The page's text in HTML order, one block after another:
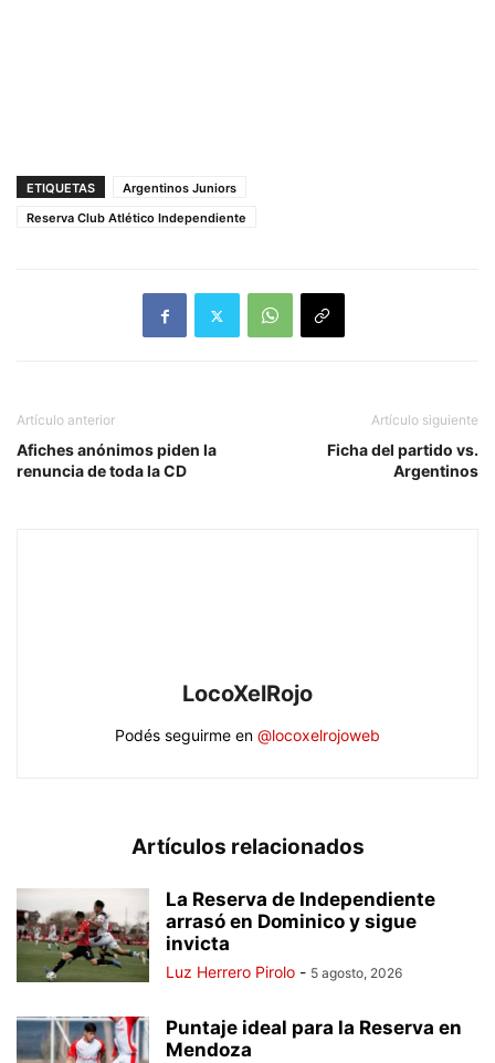
ETIQUETAS
Argentinos Juniors
Reserva Club Atlético Independiente
Artículo anterior
Afiches anónimos piden la
renuncia de toda la CD
Artículo siguiente
Ficha del partido vs.
Argentinos
LocoXelRojo
Podés seguirme en @locoxelrojoweb
Artículos relacionados
La Reserva de Independiente
arrasó en Dominico y sigue
invicta
Luz Herrero Pirolo - 5 agosto, 2026
Puntaje ideal para la Reserva en
Mendoza